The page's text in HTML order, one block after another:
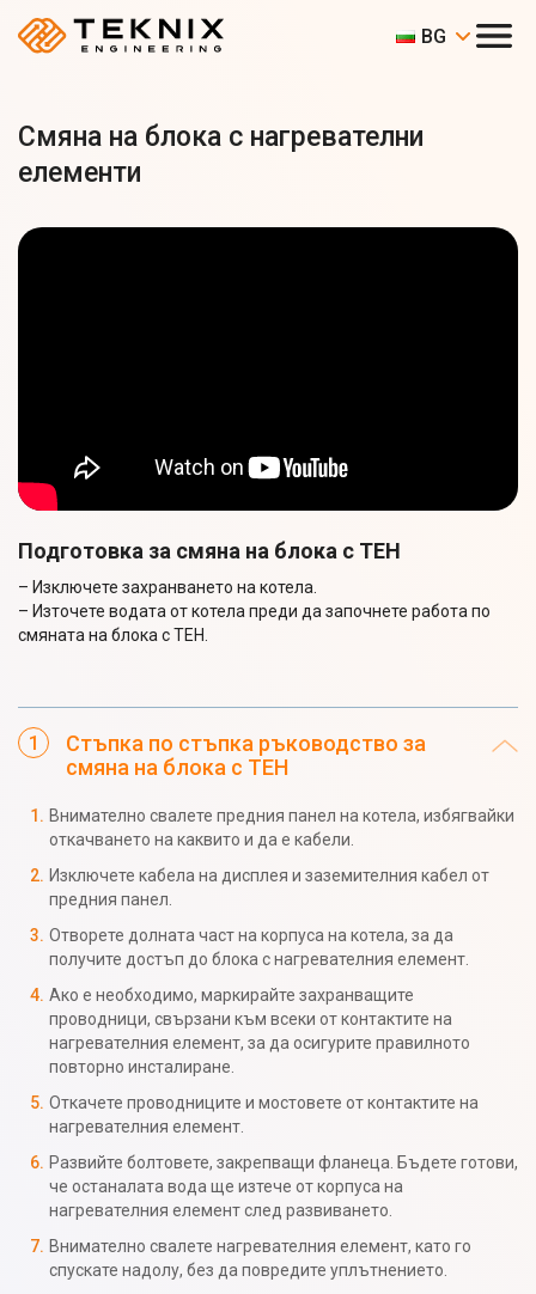
BG
Смяна на блока с нагревателни
елементи
Подготовка за смяна на блока с ТЕН
– Изключете захранването на котела.
– Източете водата от котела преди да започнете работа по
смяната на блока с ТЕН.
Стъпка по стъпка ръководство за
смяна на блока с ТЕН
Внимателно свалете предния панел на котела, избягвайки
откачването на каквито и да е кабели.
Изключете кабела на дисплея и заземителния кабел от
предния панел.
Отворете долната част на корпуса на котела, за да
получите достъп до блока с нагревателния елемент.
Ако е необходимо, маркирайте захранващите
проводници, свързани към всеки от контактите на
нагревателния елемент, за да осигурите правилното
повторно инсталиране.
Откачете проводниците и мостовете от контактите на
нагревателния елемент.
Развийте болтовете, закрепващи фланеца. Бъдете готови,
че останалата вода ще изтече от корпуса на
нагревателния елемент след развиването.
Внимателно свалете нагревателния елемент, като го
спускате надолу, без да повредите уплътнението.